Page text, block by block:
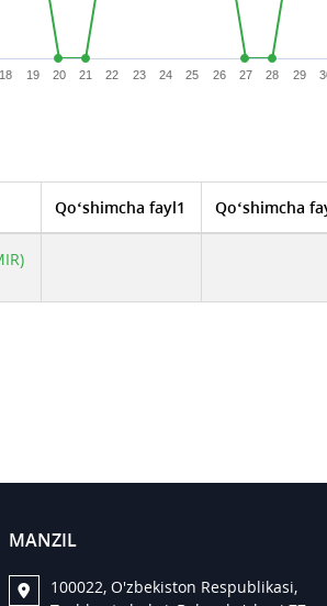
18 19 20 21 22 23 24 25 26 27 28 29
Qo‘shimcha fayl1 Qo‘shimcha
MANZIL
100022, O'zbekiston Respublikasi,